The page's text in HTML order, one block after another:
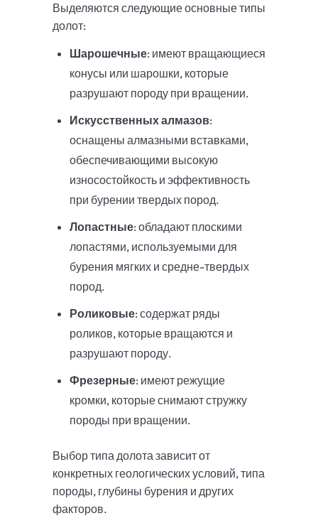
Выделяются следующие основные типы
долот:
Шарошечные: имеют вращающиеся
конусы или шарошки, которые
разрушают породу при вращении.
Искусственных алмазов:
оснащены алмазными вставками,
обеспечивающими высокую
износостойкость и эффективность
при бурении твердых пород.
Лопастные: обладают плоскими
лопастями, используемыми для
бурения мягких и средне-твердых
пород.
Роликовые: содержат ряды
роликов, которые вращаются и
разрушают породу.
Фрезерные: имеют режущие
кромки, которые снимают стружку
породы при вращении.
Выбор типа долота зависит от
конкретных геологических условий, типа
породы, глубины бурения и других
факторов.